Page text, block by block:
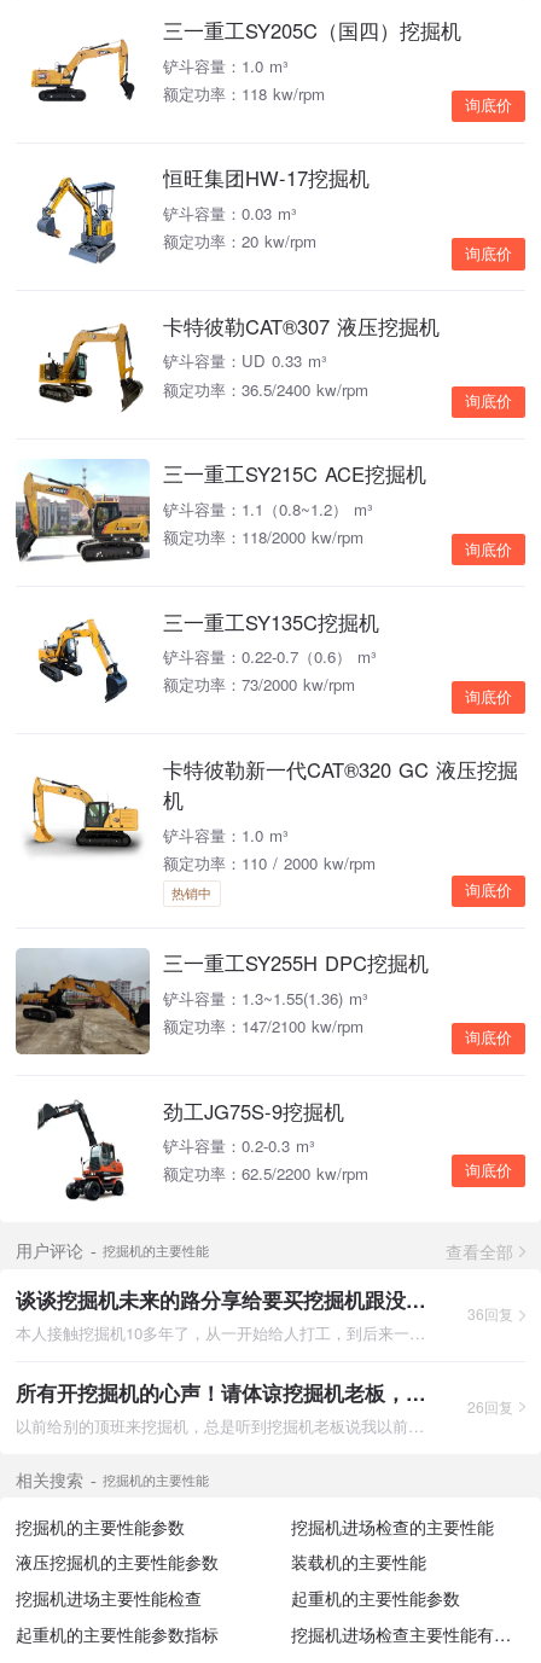
三一重工SY205C（国四）挖掘机
铲斗容量：1.0 m³
额定功率：118 kw/rpm
询底价
恒旺集团HW-17挖掘机
铲斗容量：0.03 m³
额定功率：20 kw/rpm
询底价
卡特彼勒CAT®307 液压挖掘机
铲斗容量：UD 0.33 m³
额定功率：36.5/2400 kw/rpm
询底价
三一重工SY215C ACE挖掘机
铲斗容量：1.1（0.8~1.2） m³
额定功率：118/2000 kw/rpm
询底价
三一重工SY135C挖掘机
铲斗容量：0.22-0.7（0.6） m³
额定功率：73/2000 kw/rpm
询底价
卡特彼勒新一代CAT®320 GC 液压挖掘
机
铲斗容量：1.0 m³
额定功率：110 / 2000 kw/rpm
热销中 询底价
三一重工SY255H DPC挖掘机
铲斗容量：1.3~1.55(1.36) m³
额定功率：147/2100 kw/rpm
询底价
劲工JG75S-9挖掘机
铲斗容量：0.2-0.3 m³
额定功率：62.5/2200 kw/rpm
询底价
用户评论 挖掘机的主要性能 查看全部
谈谈挖掘机未来的路分享给要买挖掘机跟没有买挖掘机的朋友
本人接触挖掘机10多年了，从一开始给人打工，到后来一点一点努力
36回复
所有开挖掘机的心声！请体谅挖掘机老板，体谅您的师傅
以前给别的顶班来挖掘机，总是听到挖掘机老板说我以前的师傅怎么
26回复
相关搜索 挖掘机的主要性能
挖掘机的主要性能参数
挖掘机进场检查的主要性能
液压挖掘机的主要性能参数
装载机的主要性能
挖掘机进场主要性能检查
起重机的主要性能参数
起重机的主要性能参数指标
挖掘机进场检查主要性能有哪些